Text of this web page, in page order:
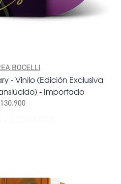
BOCELLI
- Vinilo (Edición Exclusiva
- Importado